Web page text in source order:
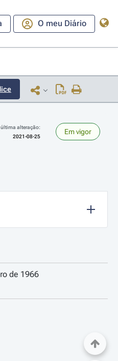
O meu Diário
alteração:
2021-08-25
Em vigor
de 1966